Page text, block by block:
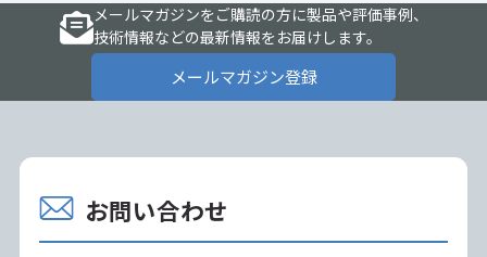
メールマガジンをご購読の方に製品や評価事例、
技術情報などの最新情報をお届けします。
メールマガジン登録
お問い合わせ